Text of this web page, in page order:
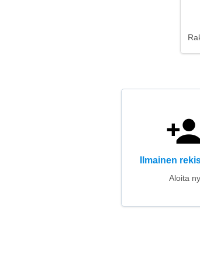
Ilmainen
Aloita